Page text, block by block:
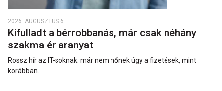
2026. AUGUSZTUS 6.
Kifulladt a bérrobbanás, már csak néhány
szakma ér aranyat
Rossz hír az IT-soknak: már nem nőnek úgy a fizetések, mint
korábban.